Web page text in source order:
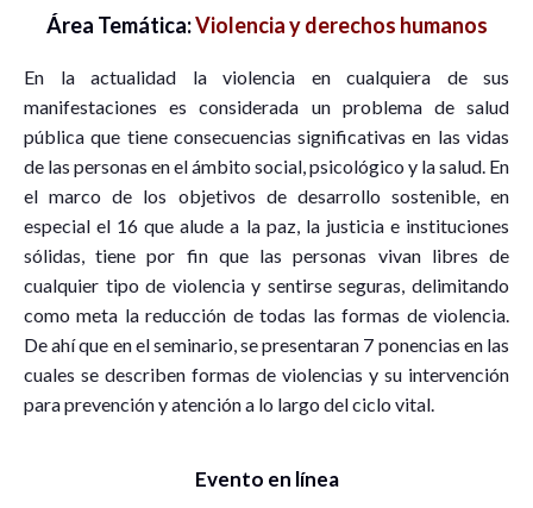
Área Temática:Violencia y derechos humanos
En la actualidad la violencia en cualquiera de sus
manifestaciones es considerada un problema de salud
pública que tiene consecuencias significativas en las vidas
de las personas en el ámbito social, psicológico y la salud. En
el marco de los objetivos de desarrollo sostenible, en
especial el 16 que alude a la paz, la justicia e instituciones
sólidas, tiene por fin que las personas vivan libres de
cualquier tipo de violencia y sentirse seguras, delimitando
como meta la reducción de todas las formas de violencia.
De ahí que en el seminario, se presentaran 7 ponencias en las
cuales se describen formas de violencias y su intervención
para prevención y atención a lo largo del ciclo vital.
Evento en línea